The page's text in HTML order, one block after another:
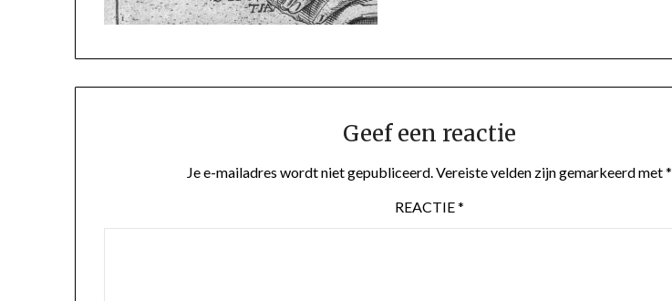
Geef een reactie
Je e-mailadres wordt niet gepubliceerd.Vereiste velden zijn gemarkeerd met*
REACTIE*